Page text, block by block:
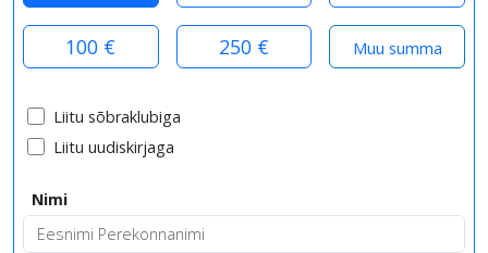
100 € 250 €
Liitu sõbraklubiga
Liitu uudiskirjaga
Nimi